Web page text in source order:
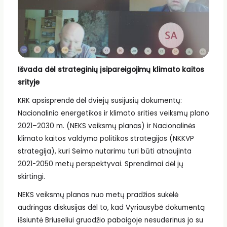
Išvada dėl strateginių įsipareigojimų klimato kaitos
srityje
KRK apsisprendė dėl dviejų susijusių dokumentų:
Nacionalinio energetikos ir klimato srities veiksmų plano
2021–2030 m. (NEKS veiksmų planas) ir Nacionalinės
klimato kaitos valdymo politikos strategijos (NKKVP
strategija), kuri Seimo nutarimu turi būti atnaujinta
2021-2050 metų perspektyvai. Sprendimai dėl jų
skirtingi.
NEKS veiksmų planas nuo metų pradžios sukėlė
audringas diskusijas dėl to, kad Vyriausybė dokumentą
išsiuntė Briuseliui gruodžio pabaigoje nesuderinus jo su